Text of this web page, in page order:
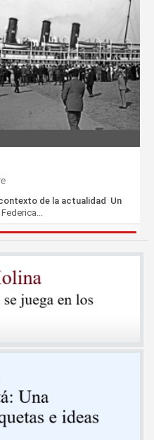
de la actualidad Un